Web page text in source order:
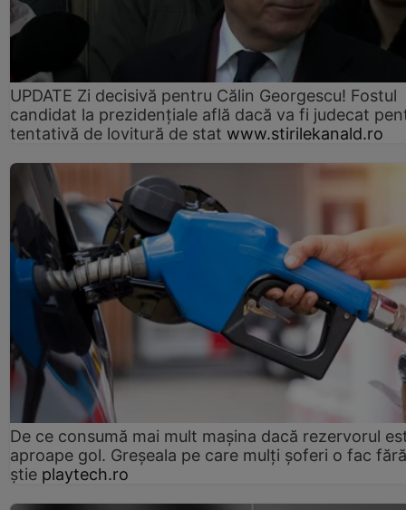
UPDATE Zi decisivă pentru Călin Georgescu! Fostul
candidat la prezidențiale află dacă va fi judecat
tentativă de lovitură de stat www.stirilekanald.ro
De ce consumă mai mult mașina dacă rezervorul
aproape gol. Greșeala pe care mulți șoferi o fac
știe playtech.ro